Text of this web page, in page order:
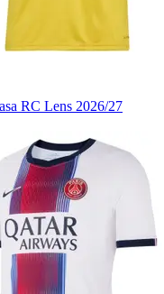
RC Lens 2026/27